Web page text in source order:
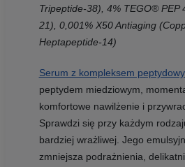
Tripeptide-38), 4% TEGO® PEP
21), 0,001% X50 Antiaging
Heptapeptide-14)
Serum z kompleksem
peptydem miedziowym,
komfortowe nawilżenie i
Sprawdzi się przy każdym
bardziej wrażliwej. Jego
zmniejsza podrażnienia,